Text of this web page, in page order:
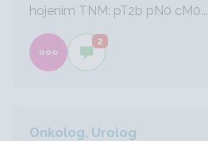
hojením TNM: pT2b pN0 cM0...
2
Onkolog, Urolog